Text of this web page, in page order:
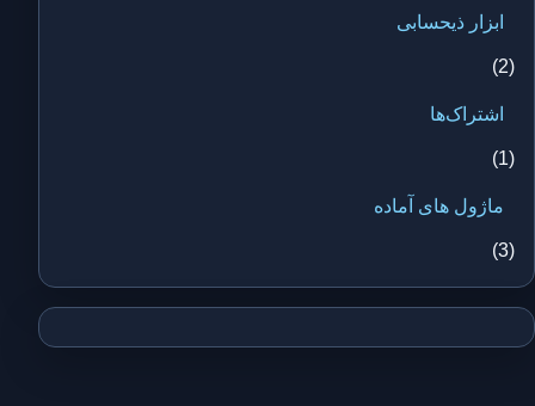
ابزار ذیحسابی
(2)
اشتراک‌ها
(1)
ماژول های آماده
(3)